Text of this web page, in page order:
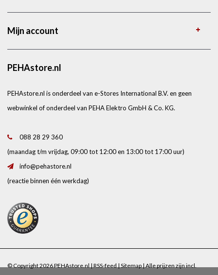
Mijn account
PEHAstore.nl
PEHAstore.nl is onderdeel van e-Stores International B.V. en geen
webwinkel of onderdeel van PEHA Elektro GmbH & Co. KG.
088 28 29 360
(maandag t/m vrijdag, 09:00 tot 12:00 en 13:00 tot 17:00 uur)
info@pehastore.nl
(reactie binnen één werkdag)
© Copyright 2026 PEHAstore.nl |RSS-feed|Sitemap| Alle prijzen zijn incl.